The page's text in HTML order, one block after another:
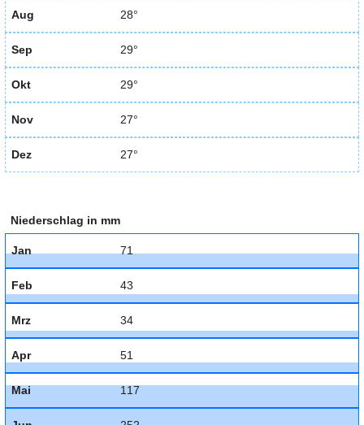
Aug 28°
Sep 29°
Okt 29°
Nov 27°
Dez 27°
Niederschlag in mm
Jan 71
Feb 43
Mrz 34
Apr 51
Mai 117